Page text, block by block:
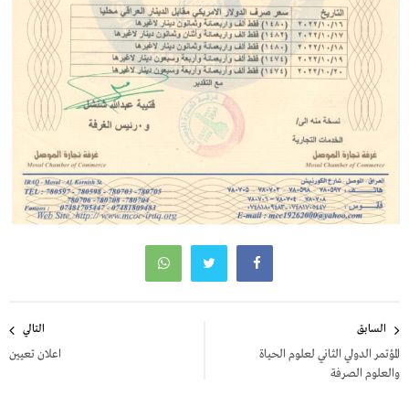
المقالات
السابق
المؤتمر الدولي الثاني لعلوم الحياة
والعلوم الصرفة
التالي
اعلان تعيين